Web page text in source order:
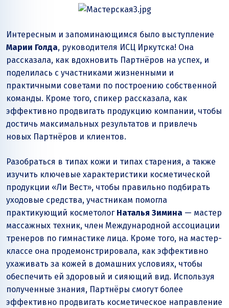
Интересным и запоминающимся было выступление
Марии Голда, руководителя ИСЦ Иркутска! Она
рассказала, как вдохновить Партнёров на успех, и
поделилась с участниками жизненными и
практичными советами по построению собственной
команды. Кроме того, спикер рассказала, как
эффективно продвигать продукцию компании, чтобы
достичь максимальных результатов и привлечь
новых Партнёров и клиентов.
Разобраться в типах кожи и типах старения, а также
изучить ключевые характеристики косметической
продукции «Ли Вест», чтобы правильно подбирать
уходовые средства, участникам помогла
практикующий косметолог Наталья Зимина — мастер
массажных техник, член Международной ассоциации
тренеров по гимнастике лица. Кроме того, на мастер-
классе она продемонстрировала, как эффективно
ухаживать за кожей в домашних условиях, чтобы
обеспечить ей здоровый и сияющий вид. Используя
полученные знания, Партнёры смогут более
эффективно продвигать косметическое направление